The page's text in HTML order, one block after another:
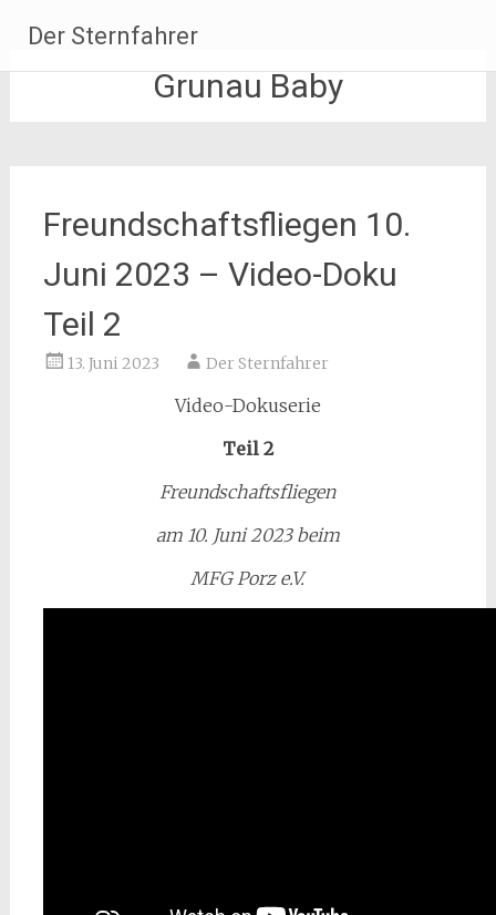
Inhalt
springen
Der Sternfahrer
Grunau Baby
Freundschaftsfliegen 10.
Juni 2023 – Video-Doku
Teil 2
13. Juni 2023 Der Sternfahrer
Video-Dokuserie
Teil 2
Freundschaftsfliegen
am 10. Juni 2023 beim
MFG Porz e.V.